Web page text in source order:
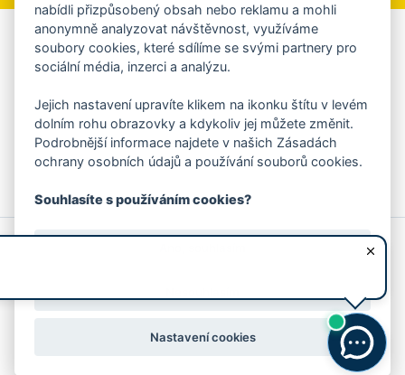
Aplikace Mobilní rozhlas
Chcete dostávat do svého mobilu či mailu upozornění na
ankety, pozvánky na kulturní a sportovní akce?
Více informací o aplikaci
© 2026 Magistrát města Zlína
Prohlášení o používání cookies
nabídli přizpůsobený obsah nebo reklamu a mohli
anonymně analyzovat návštěvnost, využíváme
soubory cookies, které sdílíme se svými partnery pro
sociální média, inzerci a analýzu.
Jejich nastavení upravíte klikem na ikonku štítu v levém
dolním rohu obrazovky a kdykoliv jej můžete změnit.
Podrobnější informace najdete v našich Zásadách
ochrany osobních údajů a používání souborů cookies.
Souhlasíte s používáním cookies?
Nastavení cookies